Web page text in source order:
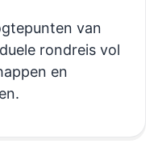
van
rondreis vol
en